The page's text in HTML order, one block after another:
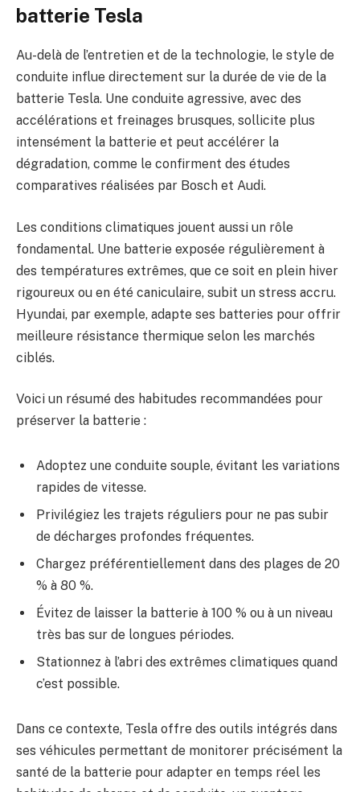
batterie Tesla
Au-delà de l’entretien et de la technologie, le style de
conduite influe directement sur la durée de vie de la
batterie Tesla. Une conduite agressive, avec des
accélérations et freinages brusques, sollicite plus
intensément la batterie et peut accélérer la
dégradation, comme le confirment des études
comparatives réalisées par Bosch et Audi.
Les conditions climatiques jouent aussi un rôle
fondamental. Une batterie exposée régulièrement à
des températures extrêmes, que ce soit en plein hiver
rigoureux ou en été caniculaire, subit un stress accru.
Hyundai, par exemple, adapte ses batteries pour offrir
meilleure résistance thermique selon les marchés
ciblés.
Voici un résumé des habitudes recommandées pour
préserver la batterie :
Adoptez une conduite souple, évitant les variations
rapides de vitesse.
Privilégiez les trajets réguliers pour ne pas subir
de décharges profondes fréquentes.
Chargez préférentiellement dans des plages de 20
% à 80 %.
Évitez de laisser la batterie à 100 % ou à un niveau
très bas sur de longues périodes.
Stationnez à l’abri des extrêmes climatiques quand
c’est possible.
Dans ce contexte, Tesla offre des outils intégrés dans
ses véhicules permettant de monitorer précisément la
santé de la batterie pour adapter en temps réel les